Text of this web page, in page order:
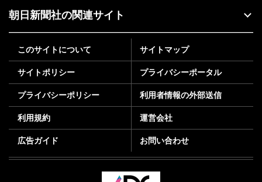
朝日新聞社の関連サイト
このサイトについて サイトマップ
サイトポリシー プライバシーポータル
プライバシーポリシー 利用者情報の外部送信
利用規約 運営会社
広告ガイド お問い合わせ